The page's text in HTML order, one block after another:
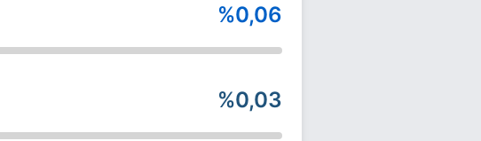
%0,06
%0,03